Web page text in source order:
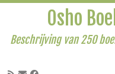
Osho
Beschrijving van 250